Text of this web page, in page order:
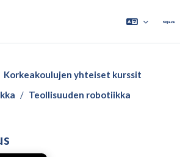
Kirjaudu
Korkeakoulujen yhteiset kurssit
Teollisuuden robotiikka